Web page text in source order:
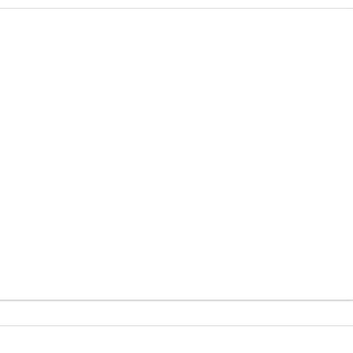
acquisition ou un investissement locatif.
immatriculé au RSAC de BORDEAUX sous le